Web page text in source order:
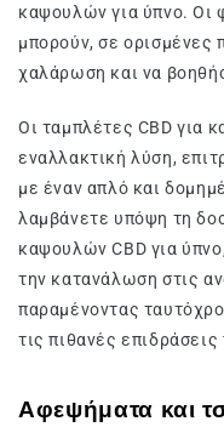
καψουλών για ύπνο. Οι
μπορούν, σε ορισμένες
χαλάρωση και να
Οι ταμπλέτες CBD για
εναλλακτική λύση,
με έναν απλό και
λαμβάνετε υπόψη τη
καψουλών CBD για
την κατανάλωση στις
παραμένοντας
τις πιθανές
Αφεψήματα και